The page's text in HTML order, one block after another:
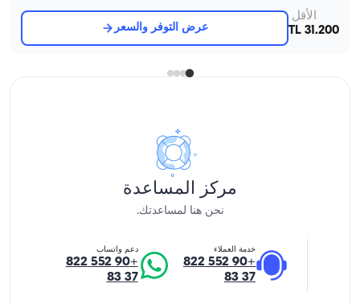
الأقل
31.200 TL
عرض التوفر والسعر
مركز المساعدة
نحن هنا لمساعدتك.
خدمة العملاء
+90 552 822
37 83
دعم واتساب
+90 552 822
37 83